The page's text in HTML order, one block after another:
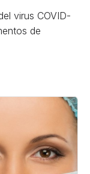
virus COVID-
de